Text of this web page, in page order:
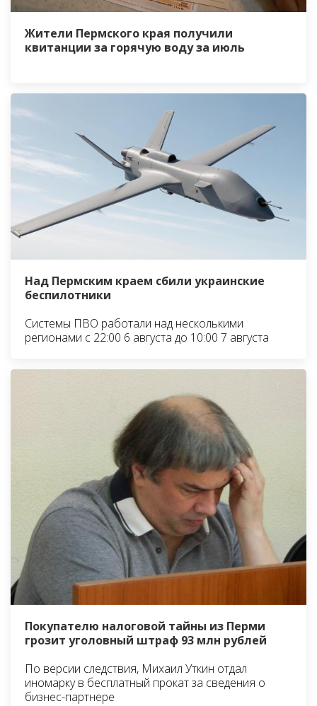
Жители Пермского края получили
квитанции за горячую воду за июль
Над Пермским краем сбили украинские
беспилотники
Системы ПВО работали над несколькими
регионами с 22:00 6 августа до 10:00 7 августа
Покупателю налоговой тайны из Перми
грозит уголовный штраф 93 млн рублей
По версии следствия, Михаил Уткин отдал
иномарку в бесплатный прокат за сведения о
бизнес-партнере